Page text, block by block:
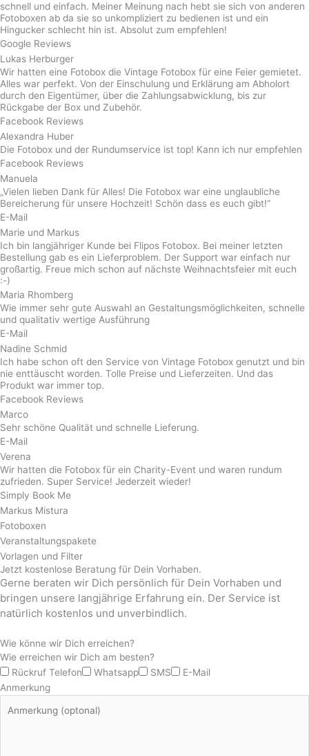
schnell und einfach. Meiner Meinung nach hebt sie sich von anderen
Fotoboxen ab da sie so unkompliziert zu bedienen ist und ein
Hingucker schlecht hin ist. Absolut zum empfehlen!
Google Reviews
Lukas Herburger
Wir hatten eine Fotobox die Vintage Fotobox für eine Feier gemietet.
Alles war perfekt. Von der Einschulung und Erklärung am Abholort
durch den Eigentümer, über die Zahlungsabwicklung, bis zur
Rückgabe der Box und Zubehör.
Facebook Reviews
Alexandra Huber
Die Fotobox und der Rundumservice ist top! Kann ich nur empfehlen
Facebook Reviews
Manuela
„Vielen lieben Dank für Alles! Die Fotobox war eine unglaubliche
Bereicherung für unsere Hochzeit! Schön dass es euch gibt!“
E-Mail
Marie und Markus
Ich bin langjähriger Kunde bei Flipos Fotobox. Bei meiner letzten
Bestellung gab es ein Lieferproblem. Der Support war einfach nur
großartig. Freue mich schon auf nächste Weihnachtsfeier mit euch
:-)
Maria Rhomberg
Wie immer sehr gute Auswahl an Gestaltungsmöglichkeiten, schnelle
und qualitativ wertige Ausführung
E-Mail
Nadine Schmid
Ich habe schon oft den Service von Vintage Fotobox genutzt und bin
nie enttäuscht worden. Tolle Preise und Lieferzeiten. Und das
Produkt war immer top.
Facebook Reviews
Marco
Sehr schöne Qualität und schnelle Lieferung.
E-Mail
Verena
Wir hatten die Fotobox für ein Charity-Event und waren rundum
zufrieden. Super Service! Jederzeit wieder!
Simply Book Me
Markus Mistura
Fotoboxen
Veranstaltungspakete
Vorlagen und Filter
Jetzt kostenlose Beratung für Dein Vorhaben.
Gerne beraten wir Dich persönlich für Dein Vorhaben und
bringen unsere langjährige Erfahrung ein. Der Service ist
natürlich kostenlos und unverbindlich.
Wie könne wir Dich erreichen?
Wie erreichen wir Dich am besten?
Rückruf Telefon
Whatsapp SMS
E-Mail
Anmerkung